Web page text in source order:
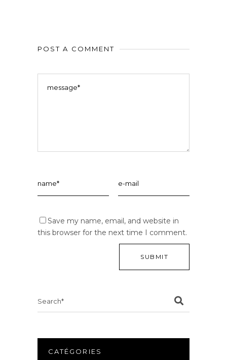
POST A COMMENT
Save my name, email, and website in
this browser for the next time I comment.
CATÉGORIES